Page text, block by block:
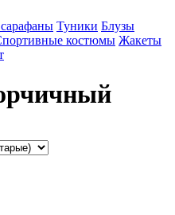
Туники Блузы
костюмы Жакеты